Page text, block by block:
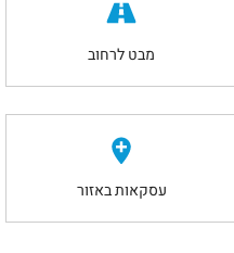
מבט לרחוב
עסקאות באזור